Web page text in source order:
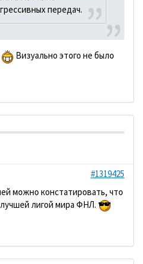
передач.
Визуально этого не было
#1319425
можно констатировать, что
лигой мира ФНЛ.